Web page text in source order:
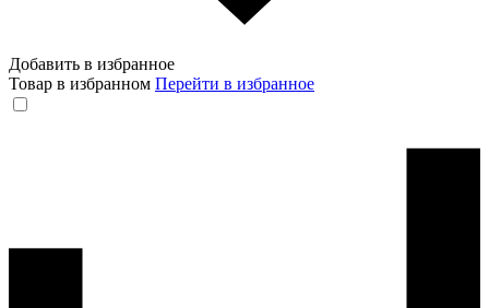
Добавить в избранное
Товар в избранном Перейти в избранное